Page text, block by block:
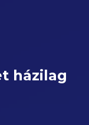
házilag